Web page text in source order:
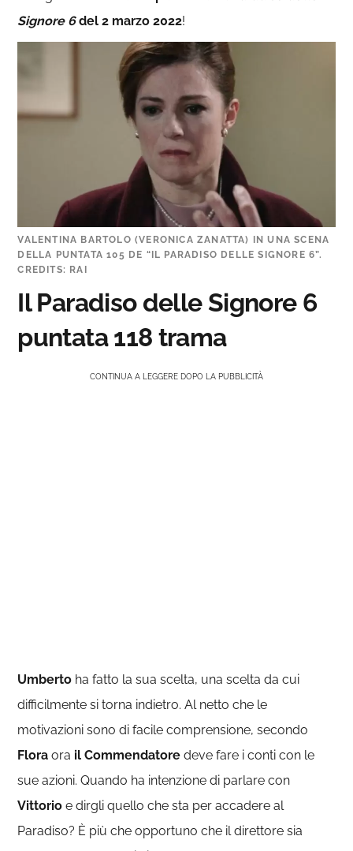
Signore 6del 2 marzo 2022!
VALENTINA BARTOLO (VERONICA ZANATTA) IN UNA SCENA
DELLA PUNTATA 105 DE “IL PARADISO DELLE SIGNORE 6”.
CREDITS: RAI
Il Paradiso delle Signore 6
puntata 118 trama
CONTINUA A LEGGERE DOPO LA PUBBLICITÀ
Umberto ha fatto la sua scelta, una scelta da cui
difficilmente si torna indietro. Al netto che le
motivazioni sono di facile comprensione, secondo
Flora ora il Commendatore deve fare i conti con le
sue azioni. Quando ha intenzione di parlare con
Vittorio e dirgli quello che sta per accadere al
Paradiso? È più che opportuno che il direttore sia